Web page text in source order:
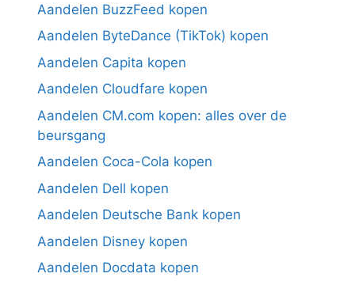
Aandelen BuzzFeed kopen
Aandelen ByteDance (TikTok) kopen
Aandelen Capita kopen
Aandelen Cloudfare kopen
Aandelen CM.com kopen: alles over de
beursgang
Aandelen Coca-Cola kopen
Aandelen Dell kopen
Aandelen Deutsche Bank kopen
Aandelen Disney kopen
Aandelen Docdata kopen